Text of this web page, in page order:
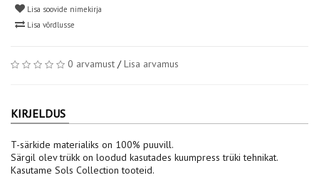
Lisa soovide nimekirja
Lisa võrdlusse
0 arvamust /Lisa arvamus
KIRJELDUS
T-särkide materialiks on 100% puuvill.
Särgil olev trükk on loodud kasutades kuumpress trüki tehnikat.
Kasutame Sols Collection tooteid.